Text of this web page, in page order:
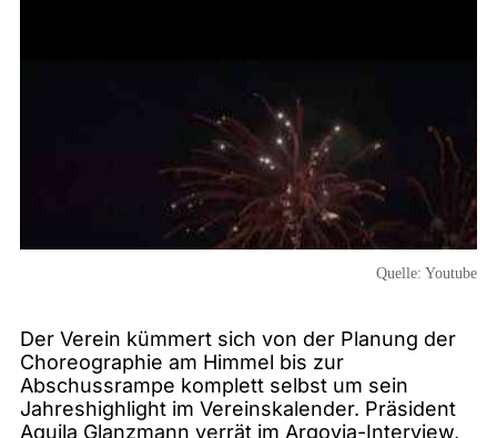
Quelle: Youtube
Der Verein kümmert sich von der Planung der
Choreographie am Himmel bis zur
Abschussrampe komplett selbst um sein
Jahreshighlight im Vereinskalender. Präsident
Aquila Glanzmann verrät im Argovia-Interview,